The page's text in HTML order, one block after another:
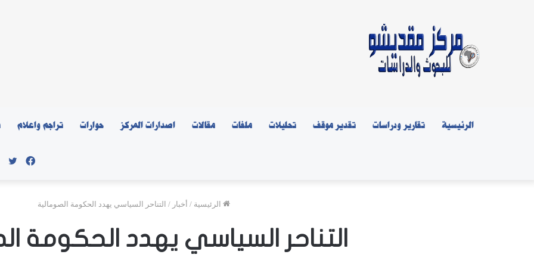
الرئيسية تقارير ودراسات تقدير موقف تحليلات ملفات مقالات اصدارات المركز حوارات تراجم واعلام
الرئيسية / أخبار / التناحر السياسي يهدد الحكومة الصومالية
التناحر السياسي يهدد الحكومة